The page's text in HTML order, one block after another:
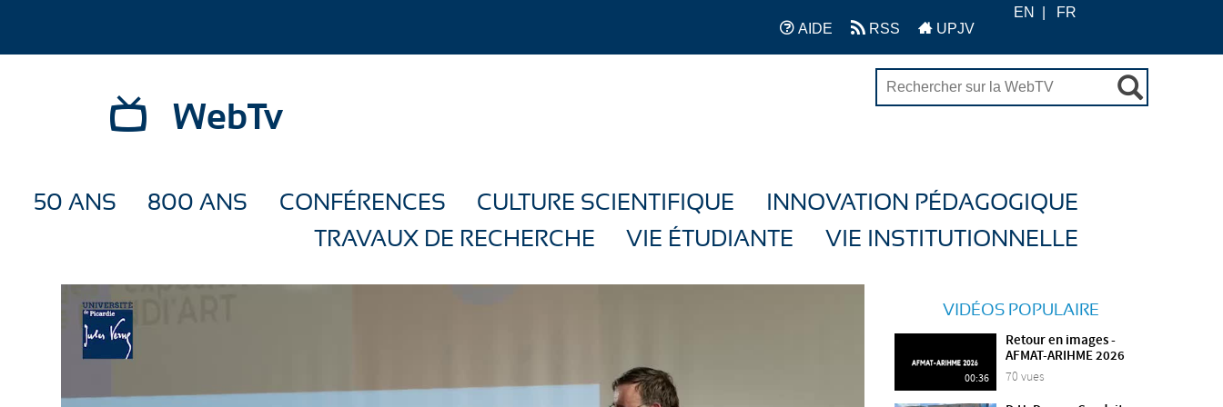
AIDE RSS UPJV
EN FR
WebTv
50 ANS 800 ANS CONFÉRENCES CULTURE SCIENTIFIQUE
INNOVATION PÉDAGOGIQUE
TRAVAUX DE RECHERCHE
VIE ÉTUDIANTE VIE INSTITUTIONNELLE
VIDÉOS POPULAIRE
00:36
Retour en images -
AFMAT-ARIHME 2026
70 vues